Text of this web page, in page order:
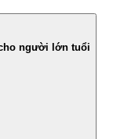
người lớn tuổi